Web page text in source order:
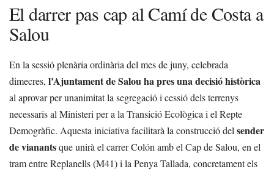
El darrer pas cap al Camí de Costa a
Salou
En la sessió plenària ordinària del mes de juny, celebrada
dimecres, l’Ajuntament de Salou ha pres una decisió històrica
al aprovar per unanimitat la segregació i cessió dels terrenys
necessaris al Ministeri per a la Transició Ecològica i el Repte
Demogràfic. Aquesta iniciativa facilitarà la construcció del sender
de vianantsque unirà el carrer Colón amb el Cap de Salou, en el
tram entre Replanells (M41) i la Penya Tallada, concretament els